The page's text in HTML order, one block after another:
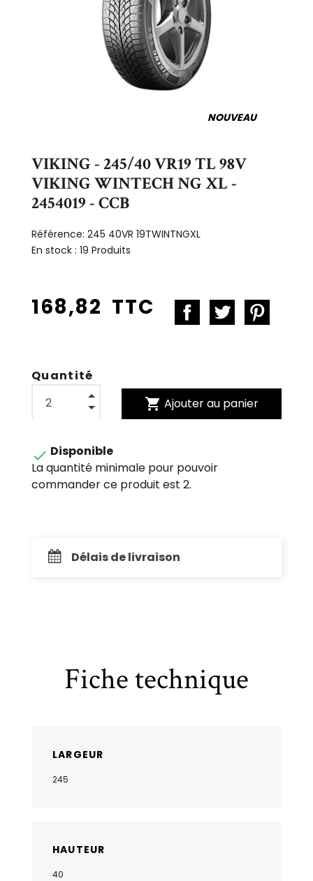
NOUVEAU
VIKING - 245/40 VR19 TL 98V
VIKING WINTECH NG XL -
2454019 - CCB
Référence: 245 40VR 19TWINTNGXL
En stock : 19 Produits
168,82 TTC
Quantité
shopping_cart Ajouter au panier
 Disponible
La quantité minimale pour pouvoir
commander ce produit est 2.
Délais de livraison
Fiche technique
LARGEUR
245
HAUTEUR
40